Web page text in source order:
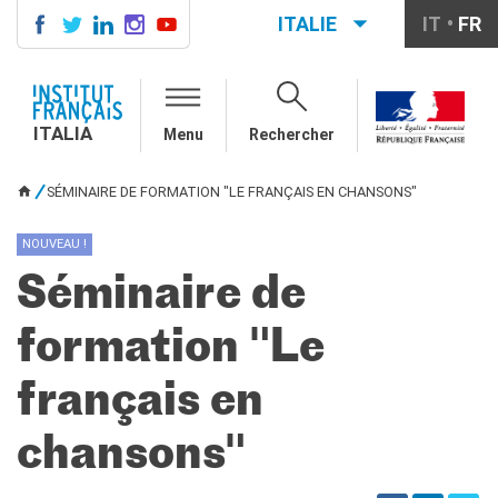
COURS DE FRANÇAIS
LE MONDE SCOLAIRE
Studenti
France-Italie
SPECTACLE VIVANT ET
ARTS VISUELS
Nouveau Grand Tour
ITALIE IT FR
ITALIA Menu Rechercher
SÉMINAIRE DE FORMATION "LE FRANÇAIS EN CHANSONS"
NOUVEAU !
Séminaire de
formation "Le
français en
chansons"